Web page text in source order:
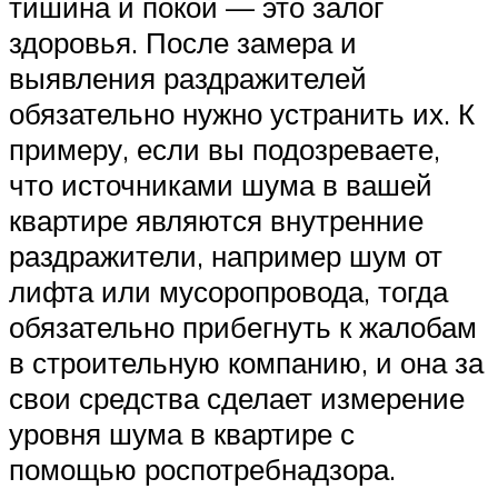
здоровья. После замера и
выявления раздражителей
обязательно нужно устранить их. К
примеру, если вы подозреваете,
что источниками шума в вашей
квартире являются внутренние
раздражители, например шум от
лифта или мусоропровода, тогда
обязательно прибегнуть к жалобам
в строительную компанию, и она за
свои средства сделает измерение
уровня шума в квартире с
помощью роспотребнадзора.